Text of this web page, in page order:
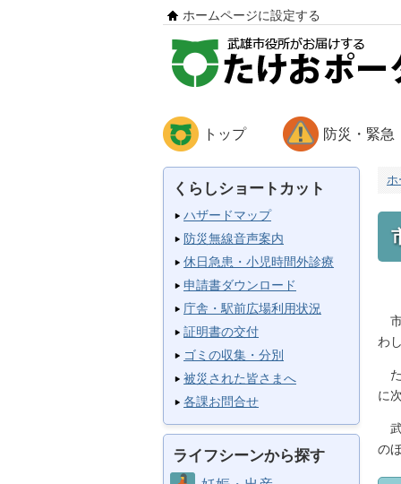
ホームページに設定する
トップ 防災・緊急
くらしショートカット
ハザードマップ
防災無線音声案内
休日急患・小児時間外診療
申請書ダウンロード
庁舎・駅前広場利用状況
証明書の交付
ゴミの収集・分別
被災された皆さまへ
各課お問合せ
ライフシーンから探す
ホ
市
わ
た
に
武
の